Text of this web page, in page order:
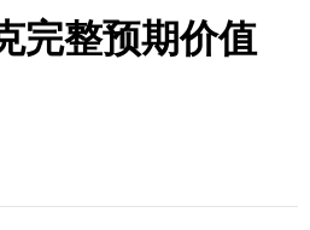
完整预期价值